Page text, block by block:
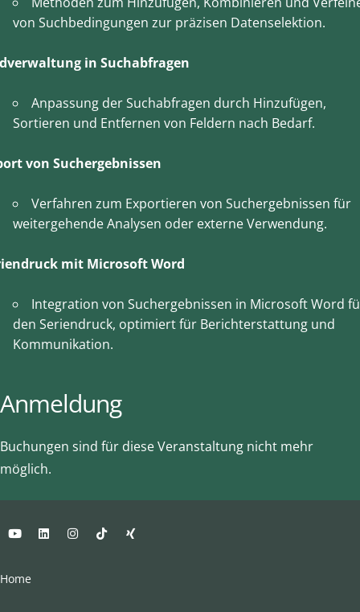
von Suchbedingungen zur präzisen Datenselektion.
in Suchabfragen
Anpassung der Suchabfragen durch Hinzufügen,
Sortieren und Entfernen von Feldern nach Bedarf.
von Suchergebnissen
Verfahren zum Exportieren von Suchergebnissen für
weitergehende Analysen oder externe Verwendung.
mit Microsoft Word
Integration von Suchergebnissen in Microsoft Word
den Seriendruck, optimiert für Berichterstattung und
Kommunikation.
Anmeldung
Buchungen sind für diese Veranstaltung nicht mehr
möglich.
Home